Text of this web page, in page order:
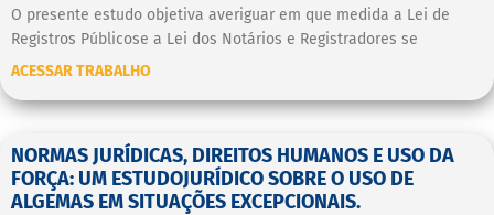
O presente estudo objetiva averiguar em que medida a Lei de
Registros Públicose a Lei dos Notários e Registradores se
ACESSAR TRABALHO
NORMAS JURÍDICAS, DIREITOS HUMANOS E USO DA
FORÇA: UM ESTUDOJURÍDICO SOBRE O USO DE
ALGEMAS EM SITUAÇÕES EXCEPCIONAIS.